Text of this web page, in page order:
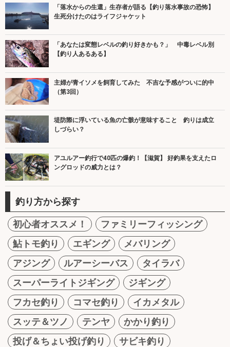
「落水からの生還」生存者が語る【釣り落水事故の恐怖】
生死分けたのはライフジャケット
「あなたは変態レベルの釣り好きかも？」 中毒レベル別
【釣り人あるある】
主婦が青イソメを飼育してみた 不吉な予感がついに的中
（第3回）
堤防際に浮いている魚の亡骸が意味すること 釣りは成立
しづらい？
アユルアー釣行で40匹の爆釣！【滋賀】 好釣果を支えたロ
ングロッドの威力とは？
釣り方から探す
初心者オススメ！
ファミリーフィッシング
鮎トモ釣り
エギング
メバリング
アジング
ルアーシーバス
タイラバ
スーパーライトジギング
ジギング
フカセ釣り
コマセ釣り
イカメタル
スッテ＆ツノ
テンヤ
かかり釣り
投げ＆ちょい投げ釣り
サビキ釣り